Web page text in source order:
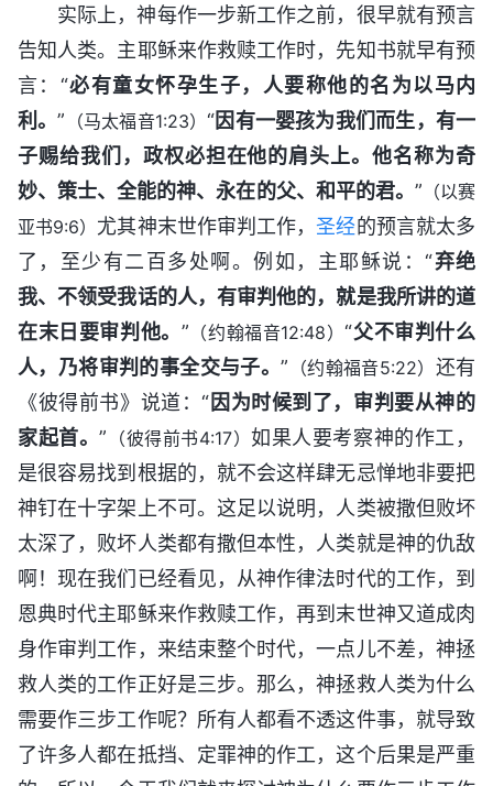
实际上，神每作一步新工作之前，很早就有预言
告知人类。主耶稣来作救赎工作时，先知书就早有预
言：“必有童女怀孕生子，人要称他的名为以马内
利。” （马太福音1:23）“因有一婴孩为我们而生，有一
子赐给我们，政权必担在他的肩头上。他名称为奇
妙、策士、全能的神、永在的父、和平的君。 ” （以赛
亚书9:6） 尤其神末世作审判工作，圣经的预言就太多
了，至少有二百多处啊。例如，主耶稣说：“弃绝
我、不领受我话的人，有审判他的，就是我所讲的道
在末日要审判他。 ” （约翰福音12:48）“父不审判什么
人，乃将审判的事全交与子。” （约翰福音5:22） 还有
《彼得前书》说道：“因为时候到了，审判要从神的
家起首。” （彼得前书4:17）如果人要考察神的作工，
是很容易找到根据的，就不会这样肆无忌惮地非要把
神钉在十字架上不可。这足以说明，人类被撒但败坏
太深了，败坏人类都有撒但本性，人类就是神的仇敌
啊！现在我们已经看见，从神作律法时代的工作，到
恩典时代主耶稣来作救赎工作，再到末世神又道成肉
身作审判工作，来结束整个时代，一点儿不差，神拯
救人类的工作正好是三步。那么，神拯救人类为什么
需要作三步工作呢？所有人都看不透这件事，就导致
了许多人都在抵挡、定罪神的作工，这个后果是严重